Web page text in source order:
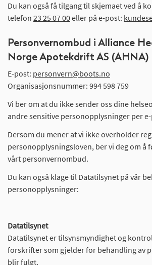
Du kan også få tilgang til skjemaet ved å
telefon 23 25 07 00eller på e-post:
Personvernombud i Alliance
Norge Apotekdrift AS (AHNA)
E-post: personvern@boots.no
Organisasjonsnummer: 994 598 759
Vi ber om at du ikke sender oss dine
andre sensitive personopplysninger per
Dersom du mener at vi ikke overholder
personopplysningsloven, ber vi deg om å
vårt personvernombud.
Du kan også klage til Datatilsynet på vår
personopplysninger:
Datatilsynet
Datatilsynet er tilsynsmyndighet og
forskrifter som gjelder for behandling av
blir fulgt.